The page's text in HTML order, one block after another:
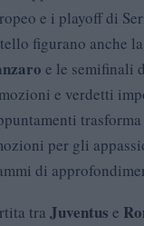
e i playoff di
figurano anche
e le semifinali
e verdetti
per gli
di
tra Juventus e